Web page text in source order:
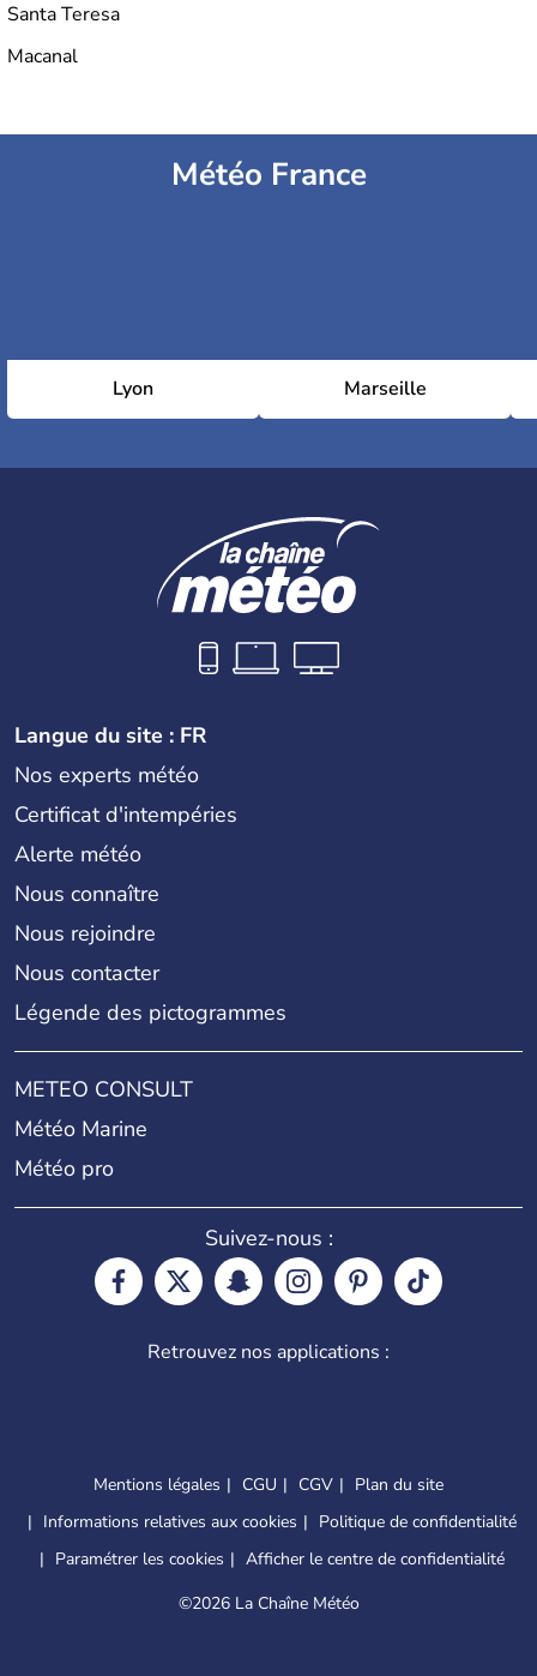
Santa Teresa
Macanal
Météo France
Lyon Marseille
Langue du site : FR
Nos experts météo
Certificat d'intempéries
Alerte météo
Nous connaître
Nous rejoindre
Nous contacter
Légende des pictogrammes
METEO CONSULT
Météo Marine
Météo pro
Suivez-nous :
Retrouvez nos applications :
Mentions légales CGU CGV
Plan du site
Informations relatives aux cookies
Politique de confidentialité
Paramétrer les cookies
Afficher le centre de confidentialité
©2026 La Chaîne Météo